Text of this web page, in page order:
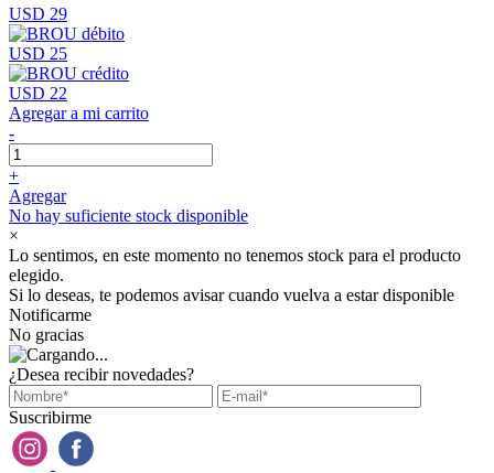
USD 29
USD 25
USD 22
Agregar a mi carrito
-
+
Agregar
No hay suficiente stock disponible
×
Lo sentimos, en este momento no tenemos stock para el producto
elegido.
Si lo deseas, te podemos avisar cuando vuelva a estar disponible
Notificarme
No gracias
¿Desea recibir novedades?
Suscribirme